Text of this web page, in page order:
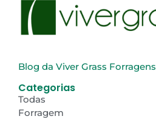
Blog da Viver Grass Forragens
Categorias
Todas
Forragem